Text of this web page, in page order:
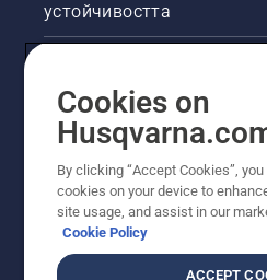
устойчивостта
Други сайтове на
Cookies on
By clicking “Accept Cookies”,
cookies on your device to
site usage, and assist in our
Cookie Policy
ACCEPT